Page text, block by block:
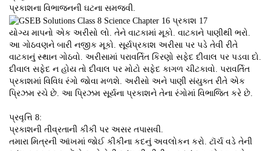
પ્રકાશના વિભાજનની ઘટના સમજવી.
યોગ્ય માપનો એક અરીસો લો. તેને વાટકામાં મૂકો. વાટકાને પાણીથી ભરો.
આ ગોઠવણને બારી નજીક મૂકો. સૂર્યપ્રકાશ અરીસા પર પડે તેવી રીતે
વાટકાનું સ્થાન ગોઠવો. અરીસામાં પરાવર્તિત કિરણો સફેદ દીવાલ પર પડવા દો.
દીવાલ સફેદ ન હોય તો દીવાલ પર મોટો સફેદ કાગળ ચીટકાવો. પરાવર્તિત
પ્રકાશમાં વિવિધ રંગો જોવા મળશે. અરીસો અને પાણી સંયુક્ત રીતે એક
પ્રિઝમ રચે છે. આ પ્રિઝમ સૂર્યના પ્રકાશને તેના રંગોમાં વિભાજિત કરે છે.
પ્રવૃત્તિ 8:
પ્રકાશની તીવ્રતાની કીકી પર અસર તપાસવી.
તમારા મિત્રની આંખમાં જોઈ કીકીના કદનું અવલોકન કરો. ટૉર્ચ વડે તેની